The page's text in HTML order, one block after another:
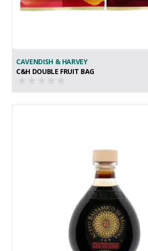
CAVENDISH & HARVEY
C&H DOUBLE FRUIT BAG